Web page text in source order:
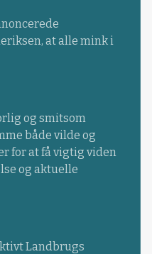
at alle mink i
og smitsom
både vilde og
for at få vigtig viden
og aktuelle
Landbrugs